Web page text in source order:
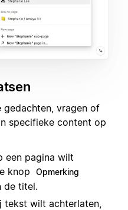
gedachten, vragen of
specifieke content op
een pagina wilt
knop
Opmerking
de titel.
tekst wilt achterlaten,